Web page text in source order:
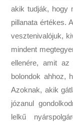
akik tudják, hogy
pillanata értékes.
vesztenivalójuk,
mindent
ellenére, amit
bolondok ahhoz,
Azoknak, akik
józanul
lelkű